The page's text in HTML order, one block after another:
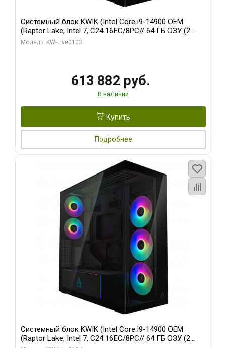
Системный блок KWIK (Intel Core i9-14900 OEM
(Raptor Lake, Intel 7, C24 16EC/8PC// 64 ГБ ОЗУ (2
модуля)/ Afox RTX4090 24GB GDDR6X 384-Bit 3xDP
Модель: KW-Live0103
613 882 руб.
В наличии
Купить
Подробнее
Системный блок KWIK (Intel Core i9-14900 OEM
(Raptor Lake, Intel 7, C24 16EC/8PC// 64 ГБ ОЗУ (2